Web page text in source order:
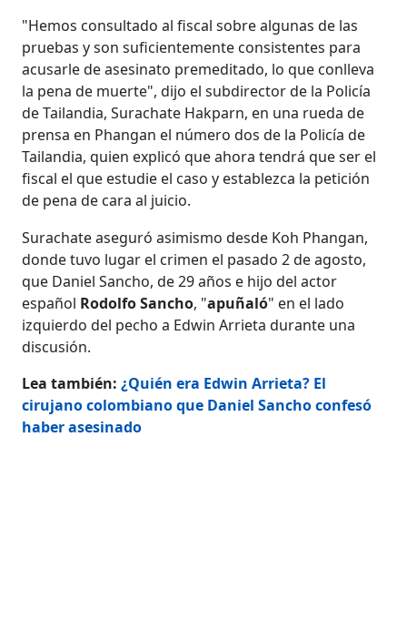
"Hemos consultado al fiscal sobre algunas de las
pruebas y son suficientemente consistentes para
acusarle de asesinato premeditado, lo que conlleva
la pena de muerte", dijo el subdirector de la Policía
de Tailandia, Surachate Hakparn, en una rueda de
prensa en Phangan el número dos de la Policía de
Tailandia, quien explicó que ahora tendrá que ser el
fiscal el que estudie el caso y establezca la petición
de pena de cara al juicio.
Surachate aseguró asimismo desde Koh Phangan,
donde tuvo lugar el crimen el pasado 2 de agosto,
que Daniel Sancho, de 29 años e hijo del actor
español Rodolfo Sancho, "apuñaló" en el lado
izquierdo del pecho a Edwin Arrieta durante una
discusión.
Lea también:¿Quién era Edwin Arrieta? El
cirujano colombiano que Daniel Sancho confesó
haber asesinado